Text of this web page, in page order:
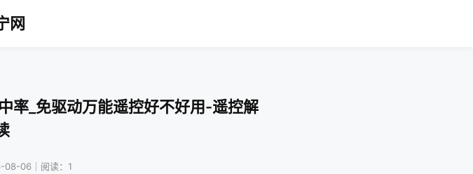
网
率_免驱动万能遥控好不好用-遥控解
08-06｜阅读：1